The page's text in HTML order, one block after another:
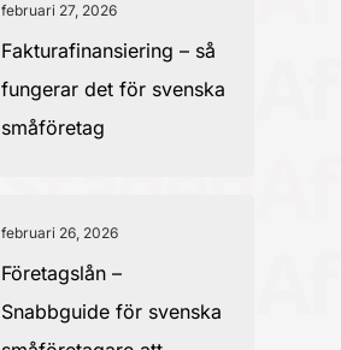
februari 27, 2026
Fakturafinansiering – så
fungerar det för svenska
småföretag
februari 26, 2026
Företagslån –
Snabbguide för svenska